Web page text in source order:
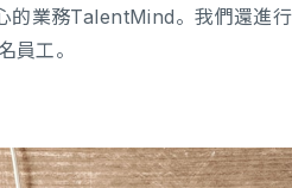
業務TalentMind。我們還進
員工。